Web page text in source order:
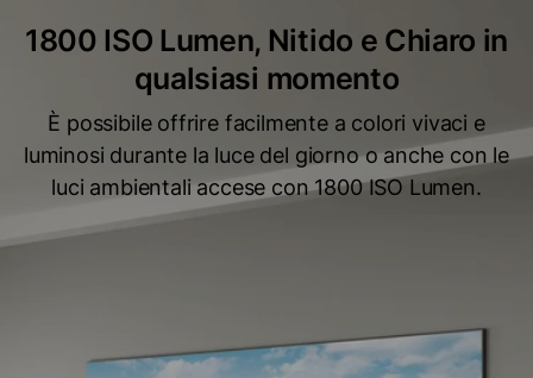
1800 ISO Lumen, Nitido e Chiaro in
qualsiasi momento
È possibile offrire facilmente a colori vivaci e
luminosi durante la luce del giorno o anche con le
luci ambientali accese con 1800 ISO Lumen.